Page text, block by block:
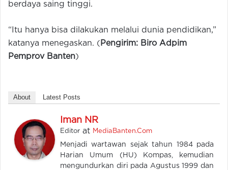
berdaya saing tinggi.
“Itu hanya bisa dilakukan melalui dunia pendidikan,”
katanya menegaskan. ( Pengirim: Biro Adpim
Pemprov Banten)
About Latest Posts
Iman NR
Editor at MediaBanten.Com
Menjadi wartawan sejak tahun 1984 pada
Harian Umum (HU) Kompas, kemudian
mengundurkan diri pada Agustus 1999 dan